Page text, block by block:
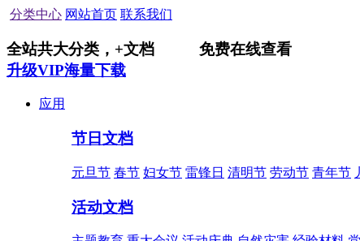
分类中心 网站首页 联系我们
全站共大分类， +文档
免费在线查看
升级VIP海量下载
应用
节日文档
元旦节 春节 妇女节 雷锋日 清明节 劳动节 青年节
活动文档